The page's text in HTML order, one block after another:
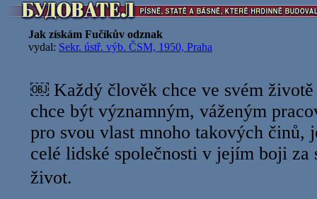
Jak získám Fučíkův odznak
vydal: Sekr. ústř. výb. ČSM, 1950, Praha
￼ Každý člověk chce ve svém životě
chce být významným, váženým
pro svou vlast mnoho takových činů,
celé lidské společnosti v jejím boji za
život.